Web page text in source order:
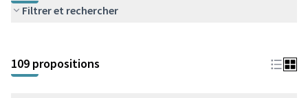
Filtrer et rechercher
+
−
109 propositions